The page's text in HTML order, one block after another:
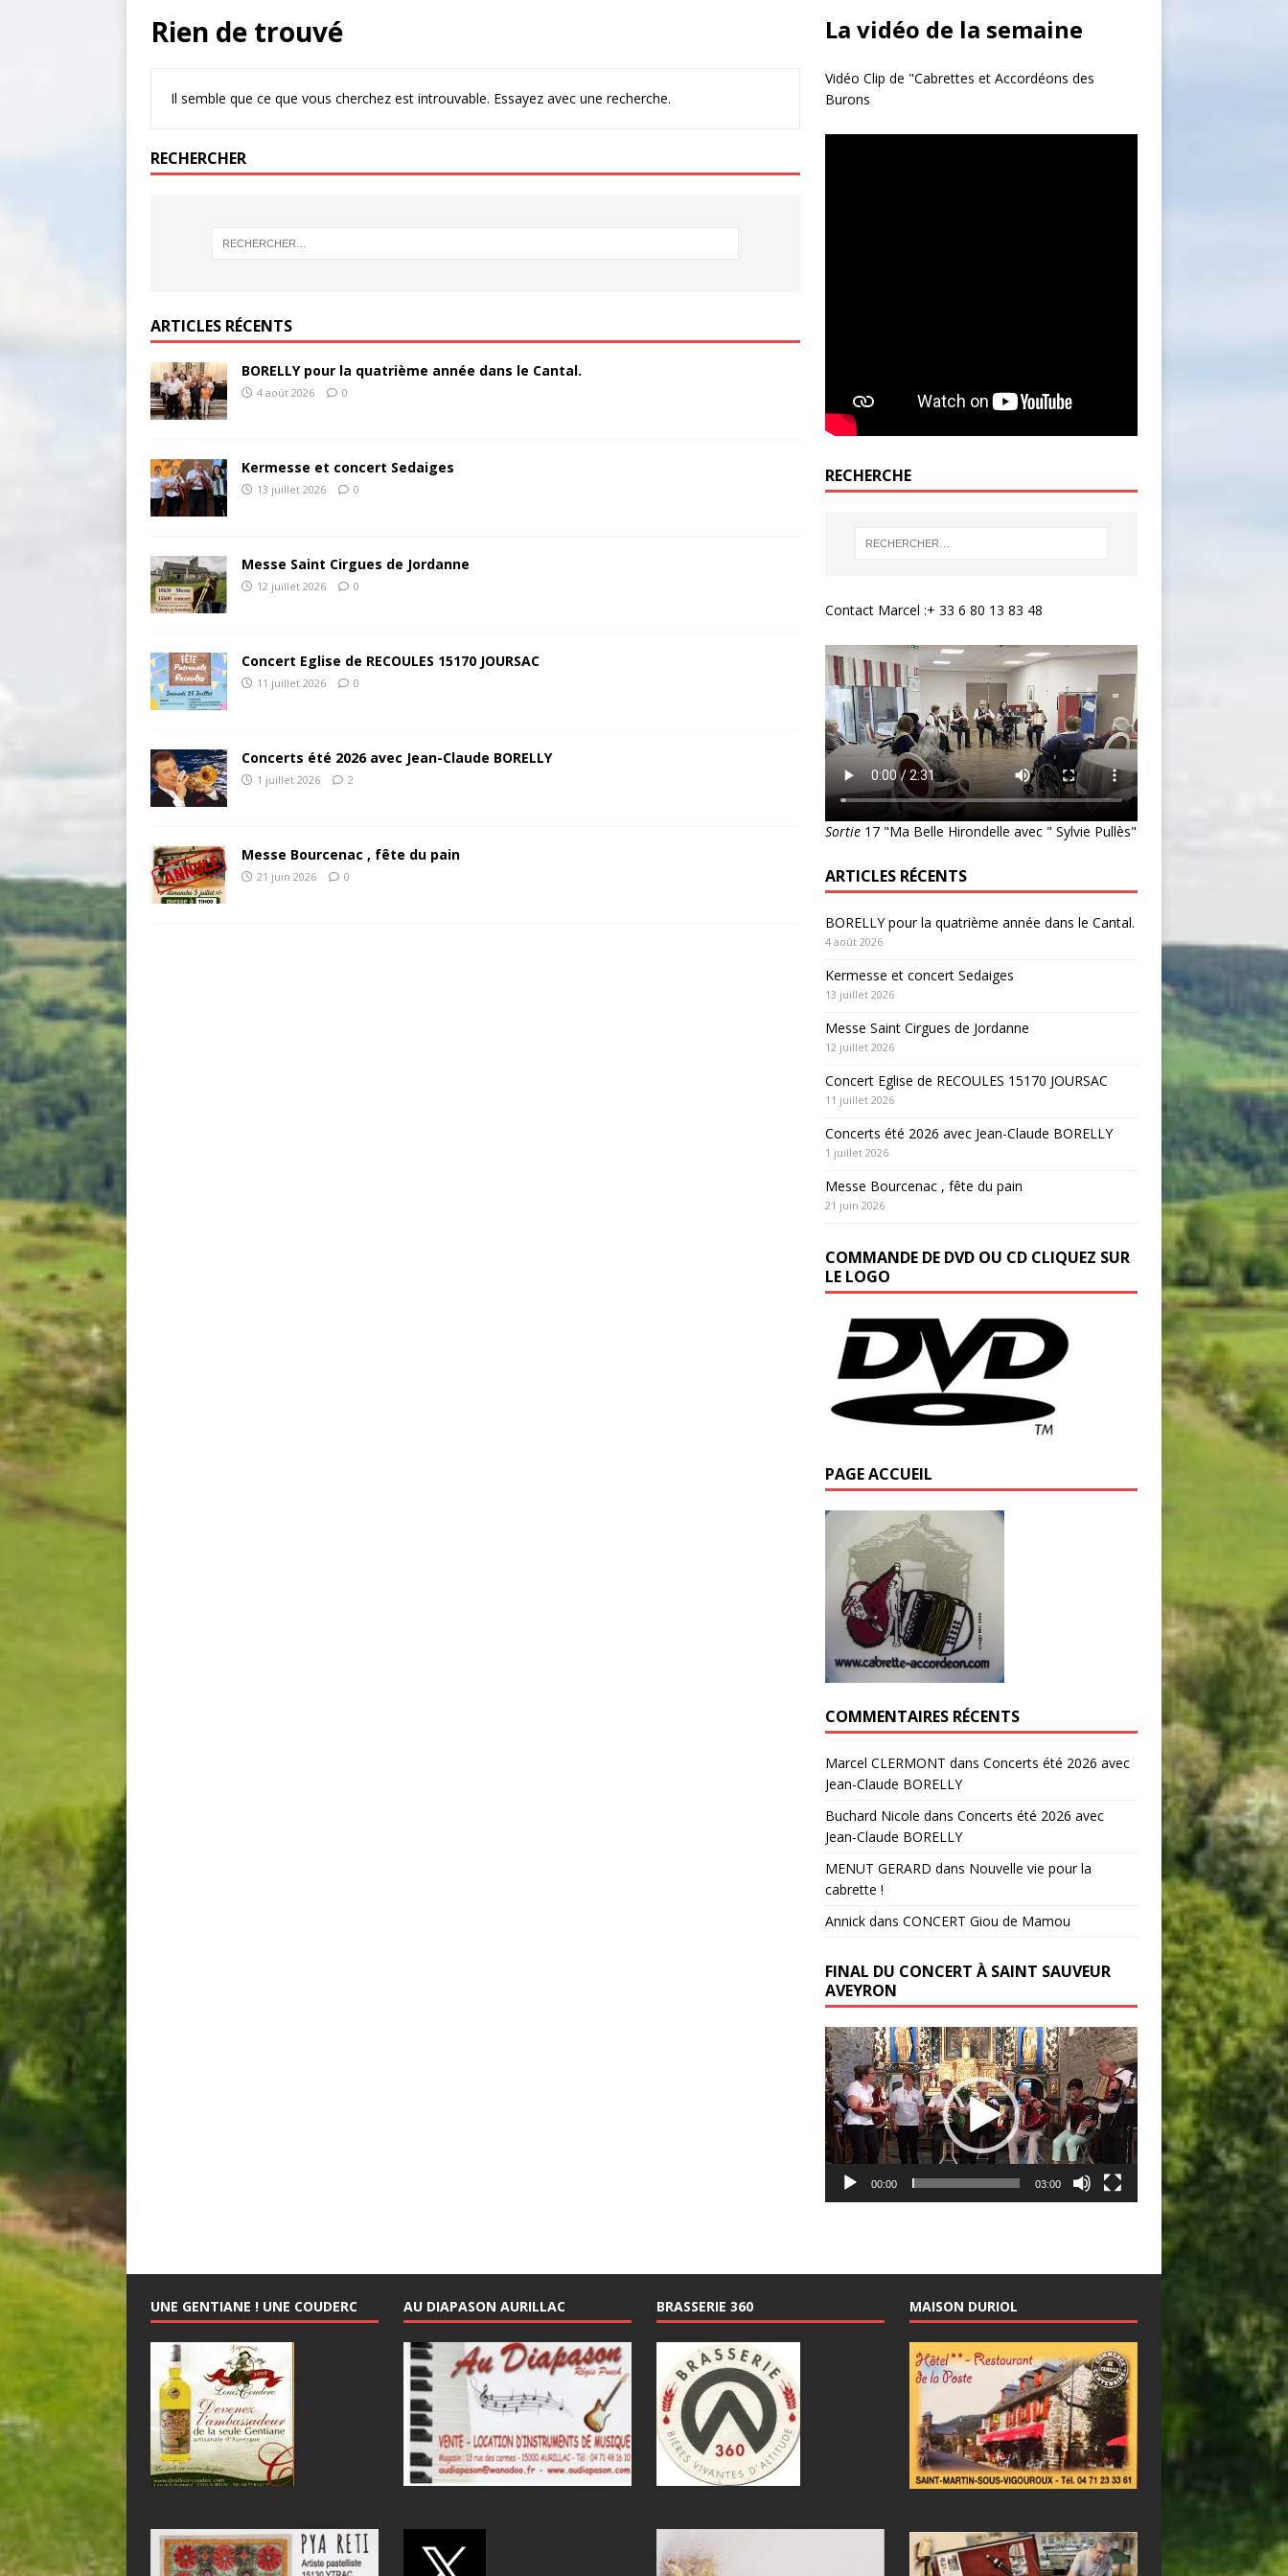
Rien de trouvé
Il semble que ce que vous cherchez est introuvable. Essayez avec une recherche.
RECHERCHER
ARTICLES RÉCENTS
BORELLY pour la quatrième année dans le Cantal.
4 août 2026 0
Kermesse et concert Sedaiges
13 juillet 2026 0
Messe Saint Cirgues de Jordanne
12 juillet 2026 0
Concert Eglise de RECOULES 15170 JOURSAC
11 juillet 2026 0
Concerts été 2026 avec Jean-Claude BORELLY
1 juillet 2026 2
Messe Bourcenac , fête du pain
21 juin 2026 0
La vidéo de la semaine
Vidéo Clip de "Cabrettes et Accordéons des
Burons
RECHERCHE
Contact Marcel :+ 33 6 80 13 83 48
Sortie 17 "Ma Belle Hirondelle avec " Sylvie Pullès"
ARTICLES RÉCENTS
BORELLY pour la quatrième année dans le Cantal.
4 août 2026
Kermesse et concert Sedaiges
13 juillet 2026
Messe Saint Cirgues de Jordanne
12 juillet 2026
Concert Eglise de RECOULES 15170 JOURSAC
11 juillet 2026
Concerts été 2026 avec Jean-Claude BORELLY
1 juillet 2026
Messe Bourcenac , fête du pain
21 juin 2026
COMMANDE DE DVD OU CD CLIQUEZ SUR
LE LOGO
PAGE ACCUEIL
COMMENTAIRES RÉCENTS
Marcel CLERMONT dans Concerts été 2026 avec
Jean-Claude BORELLY
Buchard Nicole dans Concerts été 2026 avec
Jean-Claude BORELLY
MENUT GERARD dans Nouvelle vie pour la
cabrette !
Annickdans CONCERT Giou de Mamou
FINAL DU CONCERT À SAINT SAUVEUR
AVEYRON
Lecteur
vidéo
00:00 03:00
UNE GENTIANE ! UNE COUDERC AU DIAPASON AURILLAC BRASSERIE 360 MAISON DURIOL